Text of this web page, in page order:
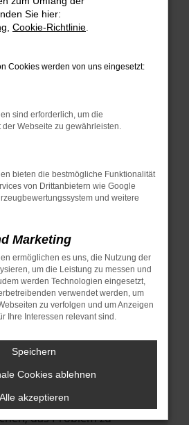
Firewall und deine
zum Beispiel
wie Werbeblocker,
bestimmter Seiten
die Seite in einem
oder in einem privaten
neu.
helfen,
dein Browser und dein
auf dem neuesten Stand
birgt nicht nur ein
sondern kann auch dazu
werden.
den Webseitenbetreiber.
genannten Schritte
kontaktiere uns bitte. Wir
das Problem zu
Sie hier:
Cookie-Richtlinie
Cookies werden von uns eingesetzt:
sind erforderlich, um die
der Webseite zu gewährleisten.
bieten die bestmögliche Funktionalität
von Drittanbietern wie Google
und weitere
Marketing
ermöglichen es uns, die Nutzung der
um die Leistung zu messen und
werden Technologien eingesetzt,
verwendet werden, um
zu verfolgen und um Anzeigen
Ihre Interessen relevant sind.
Speichern
Cookies ablehnen
Alle akzeptieren